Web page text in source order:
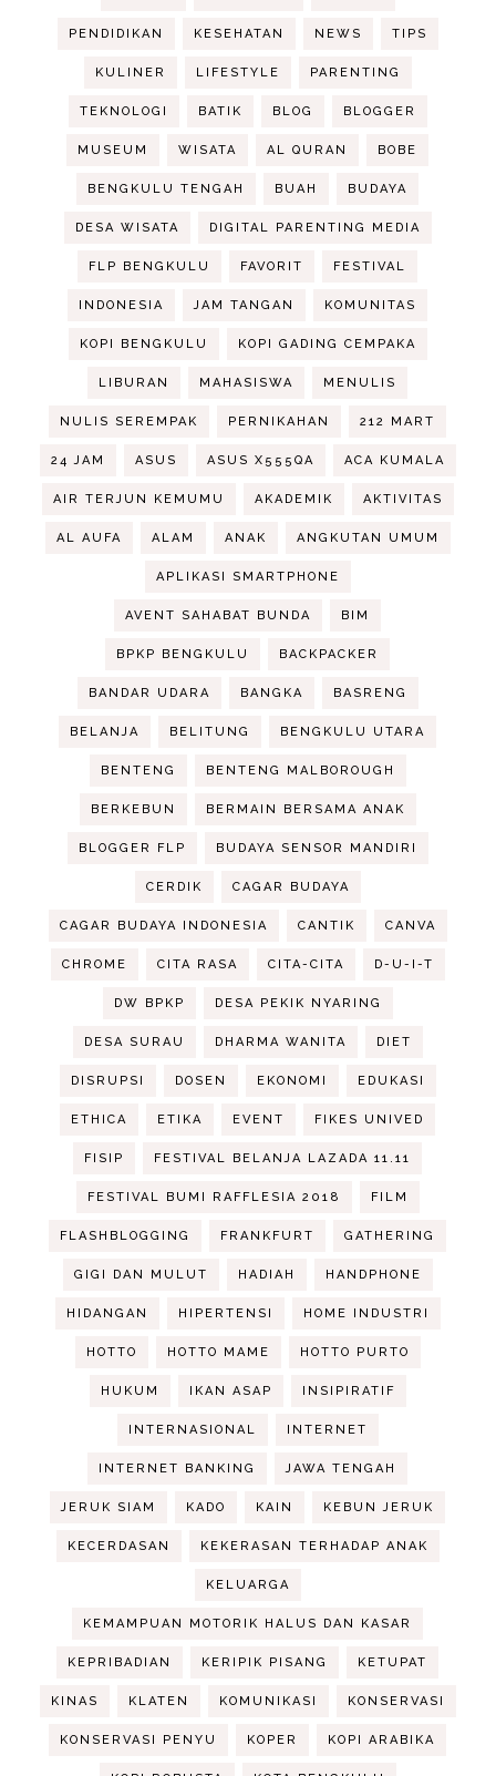
PENDIDIKAN KESEHATAN NEWS TIPS
KULINER LIFESTYLE PARENTING
TEKNOLOGI BATIK BLOG BLOGGER
MUSEUM WISATA AL QURAN BOBE
BENGKULU TENGAH BUAH BUDAYA
DESA WISATA DIGITAL PARENTING MEDIA
FLP BENGKULU FAVORIT FESTIVAL
INDONESIA JAM TANGAN KOMUNITAS
KOPI BENGKULU KOPI GADING CEMPAKA
LIBURAN MAHASISWA MENULIS
NULIS SEREMPAK PERNIKAHAN 212 MART
24 JAM ASUS ASUS X555QA ACA KUMALA
AIR TERJUN KEMUMU AKADEMIK AKTIVITAS
AL AUFA ALAM ANAK ANGKUTAN UMUM
APLIKASI SMARTPHONE
AVENT SAHABAT BUNDA BIM
BPKP BENGKULU BACKPACKER
BANDAR UDARA BANGKA BASRENG
BELANJA BELITUNG BENGKULU UTARA
BENTENG BENTENG MALBOROUGH
BERKEBUN BERMAIN BERSAMA ANAK
BLOGGER FLP BUDAYA SENSOR MANDIRI
CERDIK CAGAR BUDAYA
CAGAR BUDAYA INDONESIA CANTIK CANVA
CHROME CITA RASA CITA-CITA D-U-I-T
DW BPKP DESA PEKIK NYARING
DESA SURAU DHARMA WANITA DIET
DISRUPSI DOSEN EKONOMI EDUKASI
ETHICA ETIKA EVENT FIKES UNIVED
FISIP FESTIVAL BELANJA LAZADA 11.11
FESTIVAL BUMI RAFFLESIA 2018 FILM
FLASHBLOGGING FRANKFURT GATHERING
GIGI DAN MULUT HADIAH HANDPHONE
HIDANGAN HIPERTENSI HOME INDUSTRI
HOTTO HOTTO MAME HOTTO PURTO
HUKUM IKAN ASAP INSIPIRATIF
INTERNASIONAL INTERNET
INTERNET BANKING JAWA TENGAH
JERUK SIAM KADO KAIN KEBUN JERUK
KECERDASAN KEKERASAN TERHADAP ANAK
KELUARGA
KEMAMPUAN MOTORIK HALUS DAN KASAR
KEPRIBADIAN KERIPIK PISANG KETUPAT
KINAS KLATEN KOMUNIKASI KONSERVASI
KONSERVASI PENYU KOPER KOPI ARABIKA